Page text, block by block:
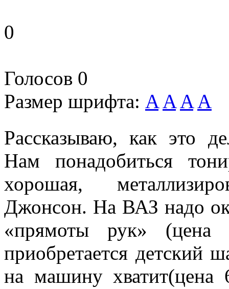
0
Голосов 0
Размер шрифта: A A A A
Рассказываю, как это
Нам понадобиться
хорошая,
Джонсон. На ВАЗ надо
«прямоты рук»
приобретается детский
на машину хватит(цена